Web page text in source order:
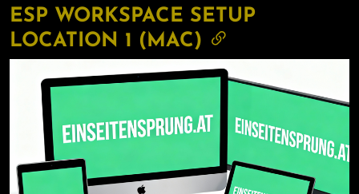
ESP WORKSPACE SETUP
LOCATION 1 (MAC)